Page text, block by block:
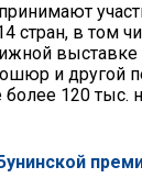
стран, в том
выставке
и другой
120 тыс.